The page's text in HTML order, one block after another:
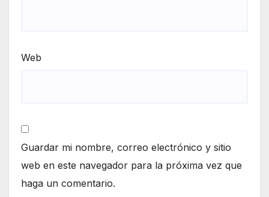
Web
Guardar mi nombre, correo electrónico y sitio
web en este navegador para la próxima vez que
haga un comentario.